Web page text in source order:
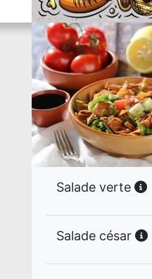
Salade verte
Salade césar